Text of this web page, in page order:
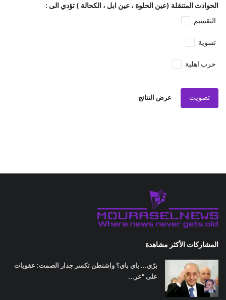
الحوادث المتنقلة (عين الحلوة ، عين ابل ، الكحالة ) تؤدي الى :
التقسيم
تسوية
حرب اهلية
تصويت عرض النتائج
المشاركات الأكثر مشاهدة
برّي... باي باي؟ واشنطن تكسر جدار الصمت: عقوبات
على "عر...